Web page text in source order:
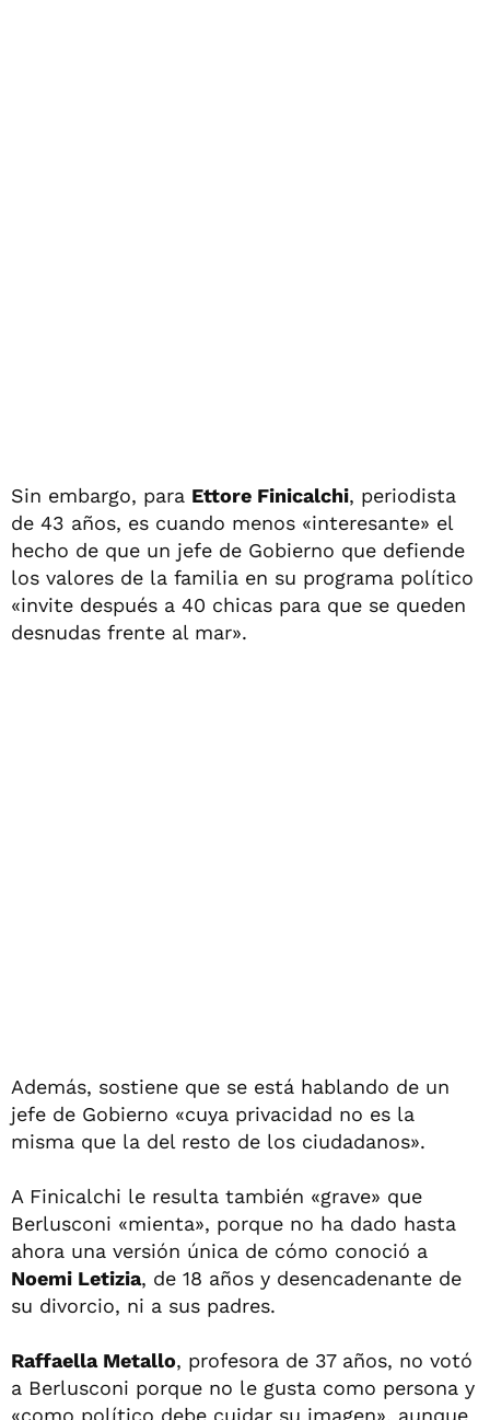
Sin embargo, para Ettore Finicalchi, periodista
de 43 años, es cuando menos «interesante» el
hecho de que un jefe de Gobierno que defiende
los valores de la familia en su programa político
«invite después a 40 chicas para que se queden
desnudas frente al mar».
Además, sostiene que se está hablando de un
jefe de Gobierno «cuya privacidad no es la
misma que la del resto de los ciudadanos».
A Finicalchi le resulta también «grave» que
Berlusconi «mienta», porque no ha dado hasta
ahora una versión única de cómo conoció a
Noemi Letizia, de 18 años y desencadenante de
su divorcio, ni a sus padres.
Raffaella Metallo, profesora de 37 años, no votó
a Berlusconi porque no le gusta como persona y
«como político debe cuidar su imagen», aunque